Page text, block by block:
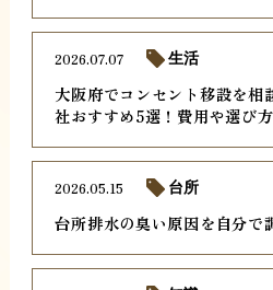
大阪府でコンセント移設を相
社おすすめ5選！費用や選び
2026.07.07 生活
台所排水の臭い原因を自分で
2026.05.15 台所